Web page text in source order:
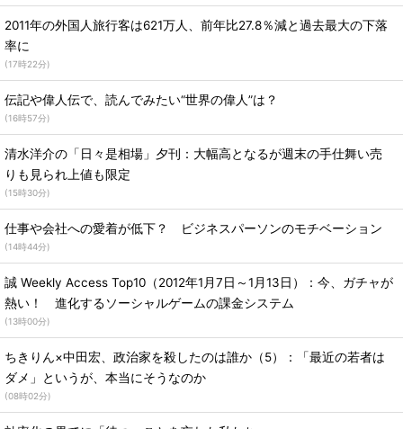
2011年の外国人旅行客は621万人、前年比27.8％減と過去最大の下落
率に
(17時22分)
伝記や偉人伝で、読んでみたい“世界の偉人”は？
(16時57分)
清水洋介の「日々是相場」夕刊：大幅高となるが週末の手仕舞い売
りも見られ上値も限定
(15時30分)
仕事や会社への愛着が低下？ ビジネスパーソンのモチベーション
(14時44分)
誠 Weekly Access Top10（2012年1月7日～1月13日）：今、ガチャが
熱い！ 進化するソーシャルゲームの課金システム
(13時00分)
ちきりん×中田宏、政治家を殺したのは誰か（5）：「最近の若者は
ダメ」というが、本当にそうなのか
(08時02分)